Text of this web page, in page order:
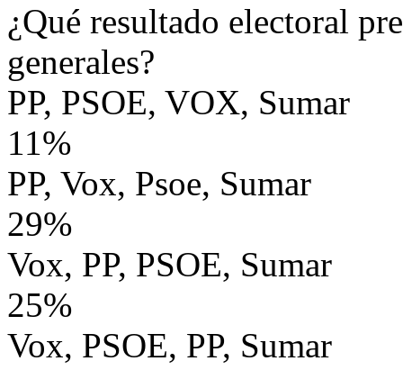
¿Qué resultado electoral
generales?
PP, PSOE, VOX, Sumar
11%
PP, Vox, Psoe, Sumar
29%
Vox, PP, PSOE, Sumar
25%
Vox, PSOE, PP, Sumar